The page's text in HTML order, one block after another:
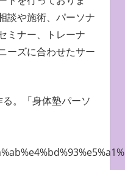
談や施術、パーソナ
ミナー、トレーナ
ーズに合わせたサー
。「身体塾パーソ